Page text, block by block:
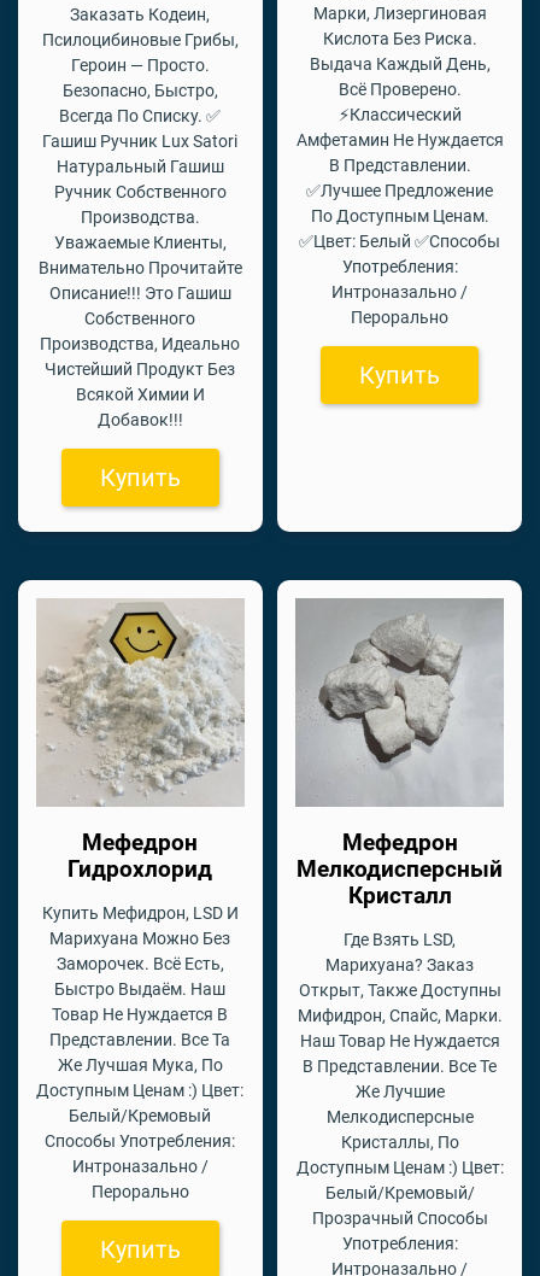
Заказать Кодеин,
Псилоцибиновые Грибы,
Героин — Просто.
Безопасно, Быстро,
Всегда По Списку. ✅
Гашиш Ручник Lux Satori
Натуральный Гашиш
Ручник Собственного
Производства.
Уважаемые Клиенты,
Внимательно Прочитайте
Описание!!! Это Гашиш
Собственного
Производства, Идеально
Чистейший Продукт Без
Всякой Химии И
Добавок!!!
Купить
Марки, Лизергиновая
Кислота Без Риска.
Выдача Каждый День,
Всё Проверено.
⚡Классический
Амфетамин Не Нуждается
В Представлении.
✅Лучшее Предложение
По Доступным Ценам.
✅Цвет: Белый ✅Способы
Употребления:
Интроназально /
Перорально
Купить
Мефедрон
Гидрохлорид
Купить Мефидрон, LSD И
Марихуана Можно Без
Заморочек. Всё Есть,
Быстро Выдаём. Наш
Товар Не Нуждается В
Представлении. Все Та
Же Лучшая Мука, По
Доступным Ценам :) Цвет:
Белый/Кремовый
Способы Употребления:
Интроназально /
Перорально
Купить
Мефедрон
Мелкодисперсный
Кристалл
Где Взять LSD,
Марихуана? Заказ
Открыт, Также Доступны
Мифидрон, Спайс, Марки.
Наш Товар Не Нуждается
В Представлении. Все Те
Же Лучшие
Мелкодисперсные
Кристаллы, По
Доступным Ценам :) Цвет:
Белый/Кремовый/
Прозрачный Способы
Употребления:
Интроназально /